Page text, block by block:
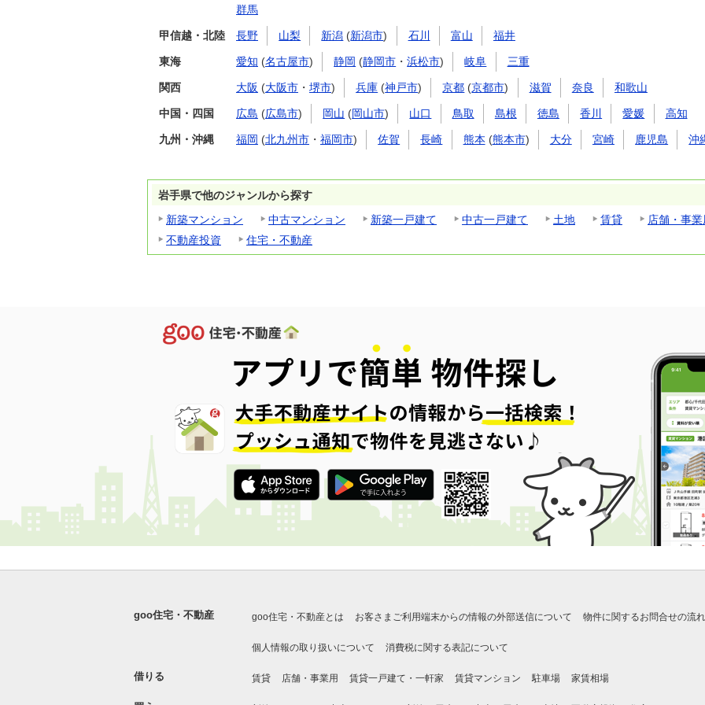
群馬
甲信越・北陸 長野 山梨 新潟 (新潟市) 石川 富山 福井
東海 愛知 (名古屋市) 静岡 (静岡市 ・浜松市) 岐阜 三重
関西 大阪 (大阪市 ・ 堺市) 兵庫 (神戸市) 京都 (京都市) 滋賀 奈良 和歌山
中国・四国 広島 (広島市) 岡山 (岡山市) 山口 鳥取 島根 徳島 香川 愛媛 高知
九州・沖縄 福岡 (北九州市 ・ 福岡市) 佐賀 長崎 熊本 (熊本市) 大分 宮崎 鹿児島 沖
岩手県で他のジャンルから探す
新築マンション
中古マンション 新築一戸建て 中古一戸建て 土地 賃貸
店舗・事業
不動産投資
住宅・不動産
goo住宅・不動産 goo住宅・不動産とは お客さまご利用端末からの情報の外部送信について 物件に関するお問合せの流れ
個人情報の取り扱いについて 消費税に関する表記について
借りる 賃貸 店舗・事業用 賃貸一戸建て・一軒家 賃貸マンション 駐車場 家賃相場